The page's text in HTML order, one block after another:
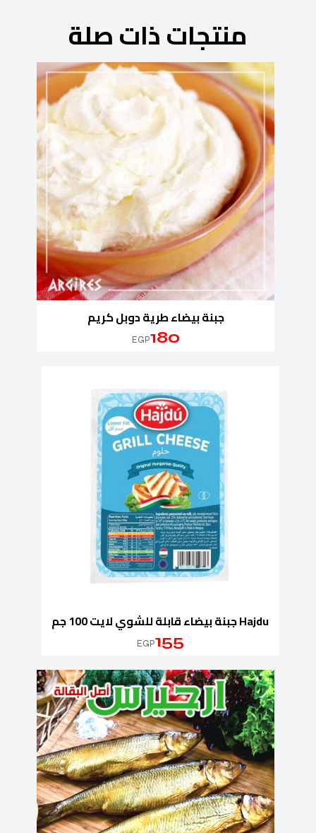
منتجات ذات صلة
جبنة بيضاء طرية دوبل كريم
EGP180
Hajdu جبنة بيضاء قابلة للشوي لايت 100 جم
EGP155